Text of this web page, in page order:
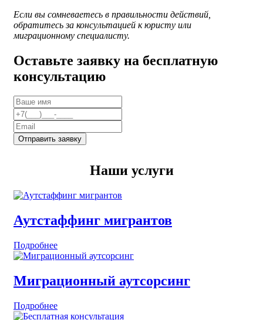
Если вы сомневаетесь в правильности действий,
обратитесь за консультацией к юристу или
миграционному специалисту.
Оставьте заявку на бесплатную
консультацию
Отправить заявку
Наши услуги
Аутстаффинг мигрантов
Подробнее
Миграционный аутсорсинг
Подробнее